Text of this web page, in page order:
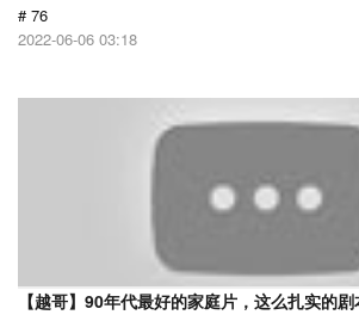
# 76
2022-06-06 03:18
【越哥】90年代最好的家庭片，这么扎实的